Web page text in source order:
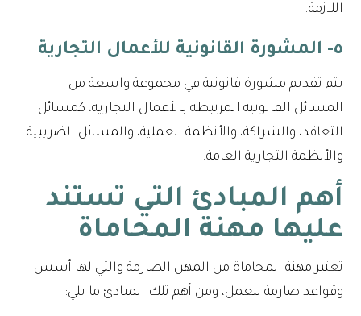
اللازمة.
٥- المشورة القانونية للأعمال التجارية
يتم تقديم مشورة قانونية في مجموعة واسعة من
المسائل القانونية المرتبطة بالأعمال التجارية، كمسائل
التعاقد، والشراكة، والأنظمة العملية، والمسائل الضريبية
والأنظمة التجارية العامة.
أهم المبادئ التي تستند
عليها مهنة المحاماة
تعتبر مهنة المحاماة من المهن الصارمة والتي لها أسس
وقواعد صارمة للعمل، ومن أهم تلك المبادئ ما يلي: